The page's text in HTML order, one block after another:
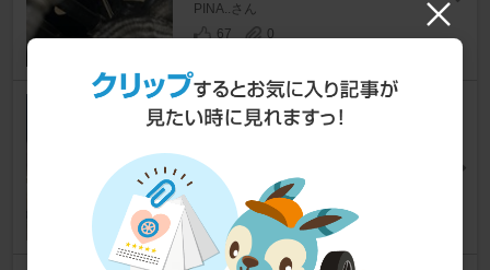
PINA..さん
67
0
NEW RAYTON タイヤリフター
クルピタ丸
WRX S4
わきこがねさん